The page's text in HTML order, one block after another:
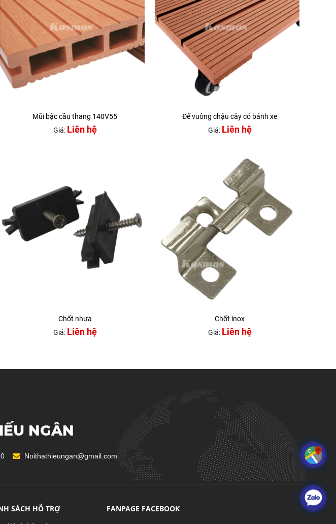
Mũi bậc cầu thang 140V55
Giá: Liên hệ
Đế vuông chậu cây có bánh xe
Giá: Liên hệ
Chốt nhựa
Giá: Liên hệ
Chốt inox
Giá: Liên hệ
NGÂN
Noithathieungan@gmail.com
SÁCH HỖ TRỢ FANPAGE FACEBOOK